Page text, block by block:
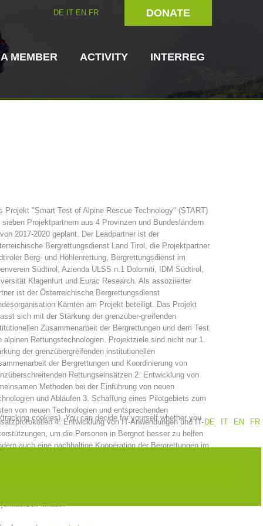
DONATE
DE IT EN FR
Rescue
Board of Management
operations Contact
Annual report
MEMBER
Training
ACTIVITY
Prevention The PEER Group
INTERREG
- START ITAT 4112 - RESYST
Projekt "Smart Test of Alpine Rescue Technology" (START)
sieben Projektpartnern aus 4 Provinzen und Bundesländern
2017-2020 geplant. Der Leadpartner ist der
Bergrettungsdienst Land Tirol, die Projektpartner
Berg- und Höhlenrettung, Bergrettungsdienst im
Südtirol, Azienda ULSS n.1 Dolomiti, IDM Südtirol,
Klagenfurt und Eurac Research. Als assoziierter
ist der Österreichische Bergrettungsdienst
Kärnten am Projekt beteiligt. Das Projekt
sich mit der Stärkung der grenzüber-greifenden
Zusammenarbeit der Bergrettungen und dem Test
alpinen Rettungstechnologien. Projektziele sind nicht nur 1.
der grenzübergreifenden institutionellen
der Bergrettungen und Koordinierung von
Rettungseinsätzen 2. Entwicklung von
Methoden bei der Einführung von neuen
und Abläufen 3. Schaffung eines Pilotgebiets zum
von neuen Technologien und entsprechenden
4. Entwicklung von IT-Anwendungen und IT-
um die Personen in Bergnot besser zu helfen
auch eine nachhaltige Kooperation der Bergrettungen im
hinaus.
DE
IT EN FR
cookies). You can decide for yourself whether you